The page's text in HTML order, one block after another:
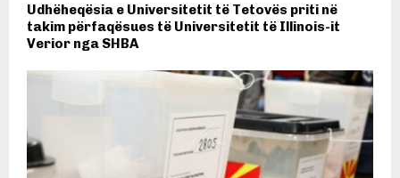
Udhëheqësia e Universitetit të Tetovës priti në
takim përfaqësues të Universitetit të Illinois-it
Verior nga SHBA